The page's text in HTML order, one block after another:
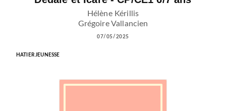
Hélène Kérillis
Grégoire Vallancien
07/05/2025
HATIER JEUNESSE